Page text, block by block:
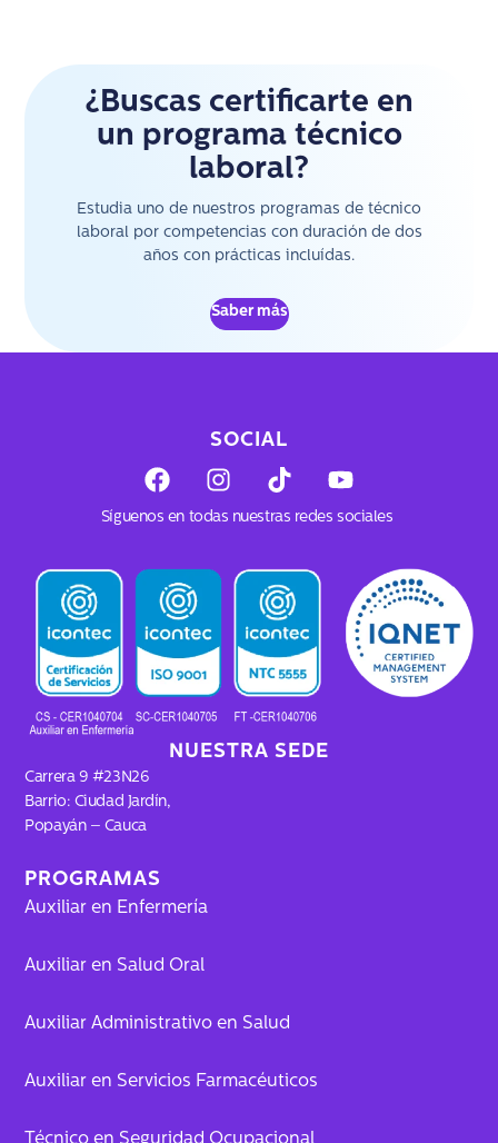
¿Buscas certificarte en
un programa técnico
laboral?
Estudia uno de nuestros programas de técnico
laboral por competencias con duración de dos
años con prácticas incluídas.
Saber más
PROGRAMAS
Auxiliar en Enfermería
Auxiliar en Salud Oral
Auxiliar Administrativo en Salud
Auxiliar en Servicios Farmacéuticos
NUESTRA SEDE
Carrera 9 #23N26
Barrio: Ciudad Jardín,
Popayán – Cauca
SOCIAL
F
a
c
b
o
o
k
I
n
s
a
a
T
i
k
o
k
Y
o
u
b
e
Síguenos en todas nuestras redes sociales